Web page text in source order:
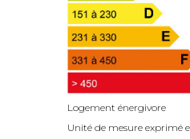
Logement énergivore
Unité de mesure exprimé